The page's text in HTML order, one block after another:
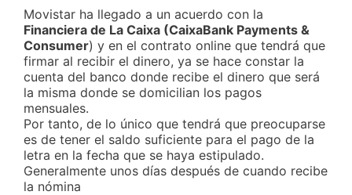
Movistar ha llegado a un acuerdo con la
Financiera de La Caixa (CaixaBank Payments &
Consumer) y en el contrato online que tendrá que
firmar al recibir el dinero, ya se hace constar la
cuenta del banco donde recibe el dinero que será
la misma donde se domicilian los pagos
mensuales.
Por tanto, de lo único que tendrá que preocuparse
es de tener el saldo suficiente para el pago de la
letra en la fecha que se haya estipulado.
Generalmente unos días después de cuando recibe
la nómina